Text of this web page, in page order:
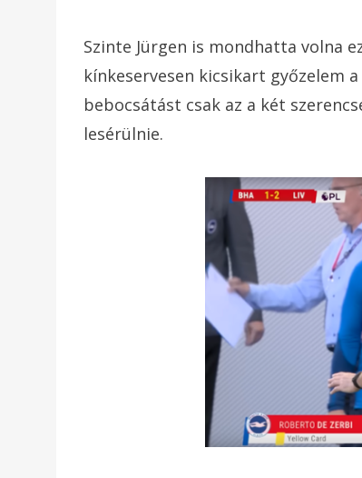
Szinte Jürgen is mondhatta volna
kínkeservesen kicsikart győzelem
bebocsátást csak az a két
lesérülnie.